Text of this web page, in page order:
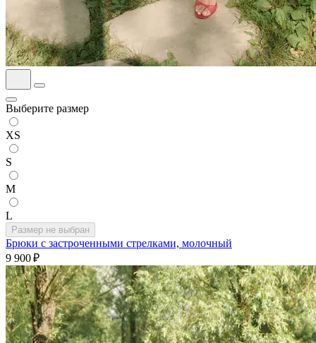
Выберите размер
XS
S
M
L
Размер не выбран
Брюки с застроченными стрелками, молочный
9 900 ₽